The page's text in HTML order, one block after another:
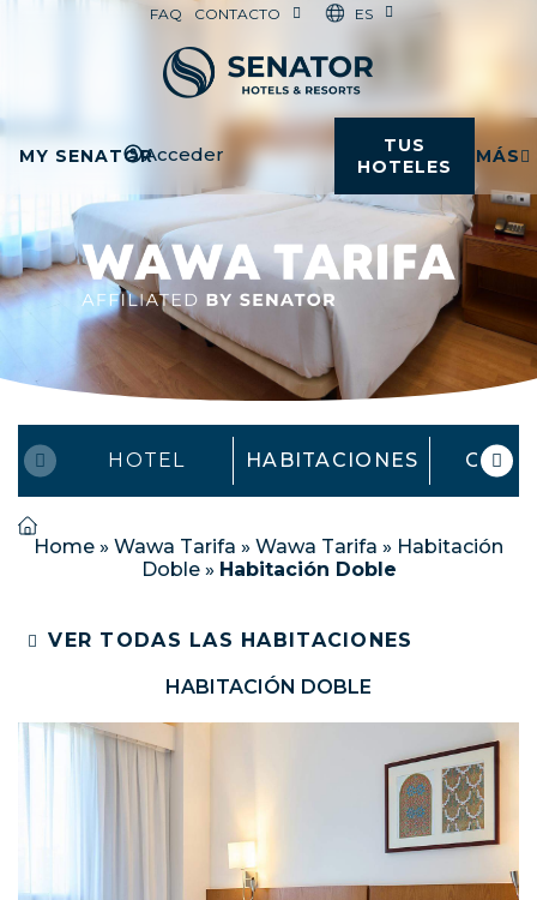
FAQ CONTACTO ES
MY SENATORAcceder
TUS
HOTELES
MÁS
HOTEL HABITACIONES
Home » Wawa Tarifa » Wawa Tarifa » Habitación
Doble» Habitación Doble
VER TODAS LAS HABITACIONES
HABITACIÓN DOBLE